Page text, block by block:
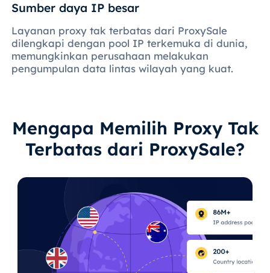
Sumber daya IP besar
Layanan proxy tak terbatas dari ProxySale
dilengkapi dengan pool IP terkemuka di dunia,
memungkinkan perusahaan melakukan
pengumpulan data lintas wilayah yang kuat.
Mengapa Memilih Proxy Tak
Terbatas dari ProxySale?